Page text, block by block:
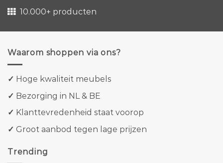
10.000+ producten
Waarom shoppen via ons?
✓ Hoge kwaliteit meubels
✓ Bezorging in NL & BE
✓ Klanttevredenheid staat voorop
✓ Groot aanbod tegen lage prijzen
Trending